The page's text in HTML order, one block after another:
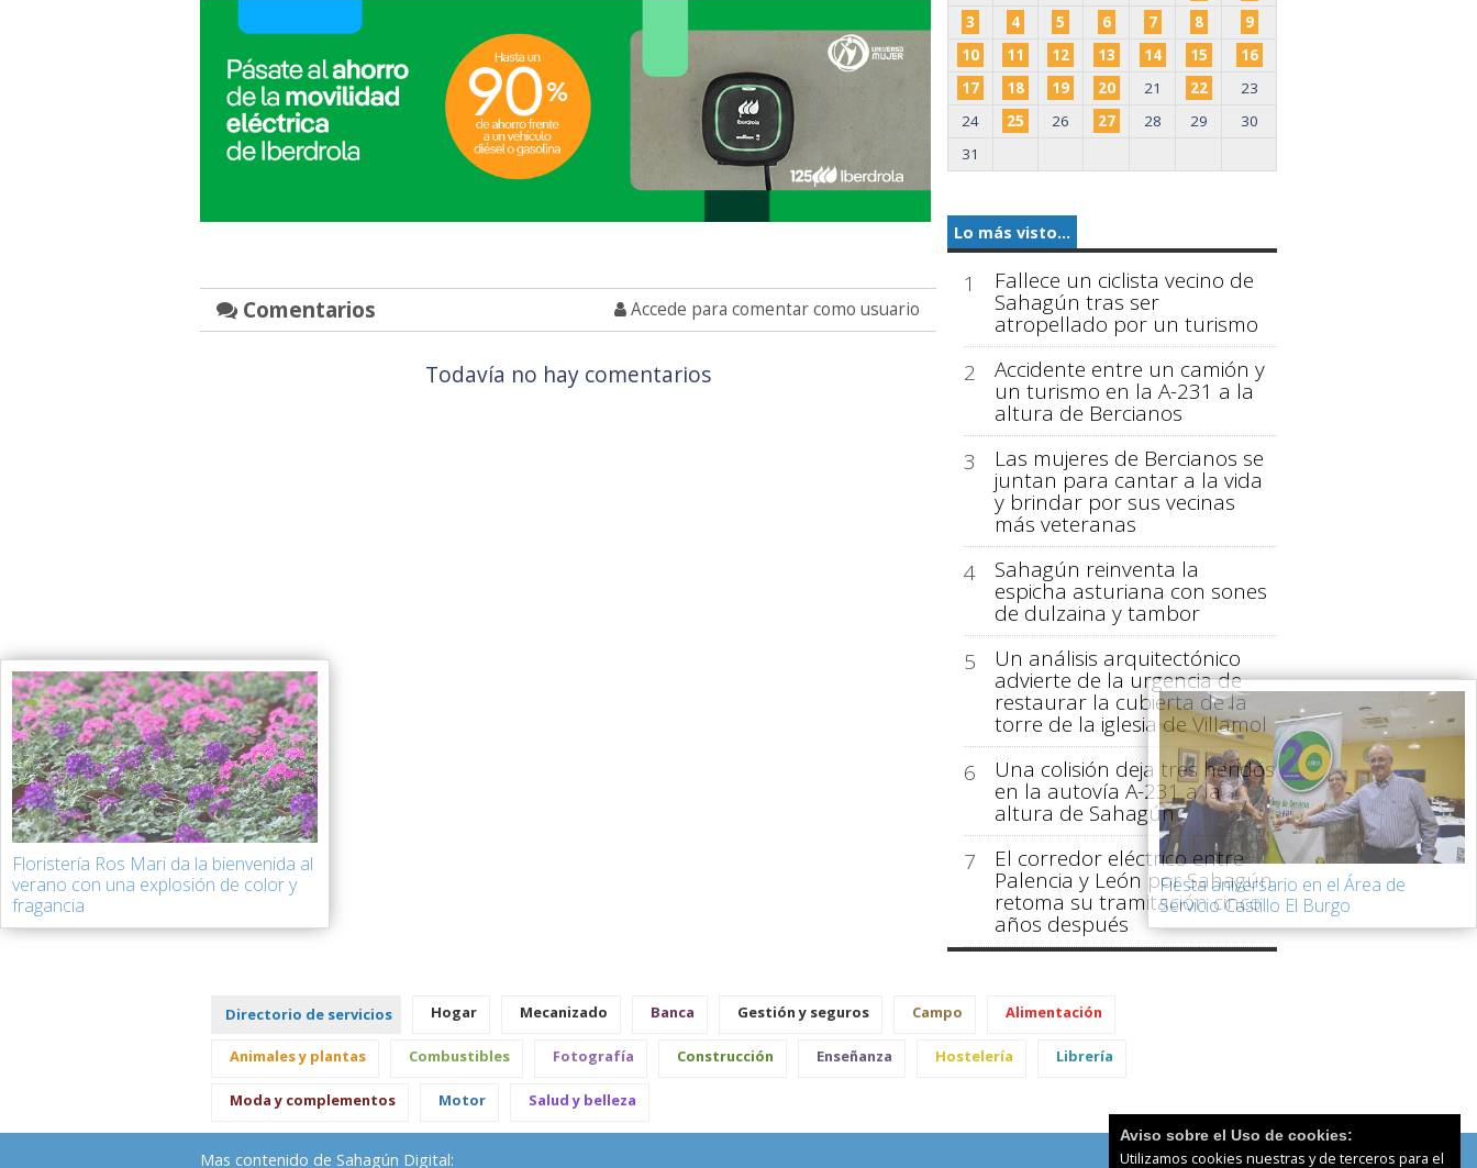
Comentarios Accede para comentar como usuario
Todavía no hay comentarios
3
4 5 6 7 8
9
10
11 12 13 14 15
16
17
18 19 20 21 22
23
24
25 26 27 28 29
30
31
Lo más visto...
1 Fallece un ciclista vecino de
Sahagún tras ser
atropellado por un turismo
2
Accidente entre un camión y
un turismo en la A-231 a la
altura de Bercianos
3
Las mujeres de Bercianos se
juntan para cantar a la vida
y brindar por sus vecinas
más veteranas
4
Sahagún reinventa la
espicha asturiana con sones
de dulzaina y tambor
5
Un análisis arquitectónico
advierte de la urgencia de
restaurar la cubierta de la
torre de la iglesia de Villamol
6
Una colisión deja tres heridos
en la autovía A-231 a la
altura de Sahagún
7
El corredor eléctrico entre
Palencia y León por Sahagún
retoma su tramitación cinco
años después
Floristería Ros Mari da la bienvenida al
verano con una explosión de color y
fragancia
Fiesta aniversario en el Área de
Servicio Castillo El Burgo
Directorio de servicios Hogar Mecanizado Banca Gestión y seguros Campo Alimentación
Animales y plantas Combustibles Fotografía Construcción Enseñanza Hostelería Librería
Moda y complementos Motor Salud y belleza
Mas contenido de Sahagún Digital:
Aviso sobre el Uso de cookies:
Utilizamos cookies nuestras y de terceros para el